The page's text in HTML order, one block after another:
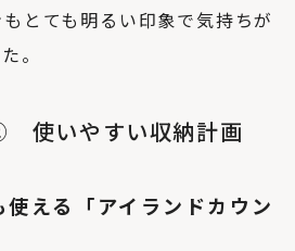
とても明るい印象で気持ちが
。
使いやすい収納計画
える「アイランドカウン